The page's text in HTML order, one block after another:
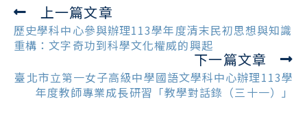
Read
more
articles
上一篇文章
歷史學科中心參與辦理113學年度清末民初思想與知識
重構：文字奇功到科學文化權威的興起
下一篇文章
臺北市立第一女子高級中學國語文學科中心辦理113學
年度教師專業成長研習「教學對話錄（三十一）」